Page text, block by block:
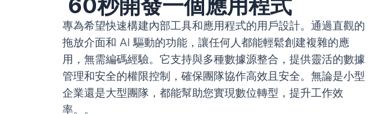
60秒開發一個應用程式
專為希望快速構建內部工具和應用程式的用戶設計。通過直觀的
拖放介面和 AI 驅動的功能，讓任何人都能輕鬆創建複雜的應
用，無需編碼經驗。它支持與多種數據源整合，提供靈活的數據
管理和安全的權限控制，確保團隊協作高效且安全。無論是小型
企業還是大型團隊，都能幫助您實現數位轉型，提升工作效
率。。